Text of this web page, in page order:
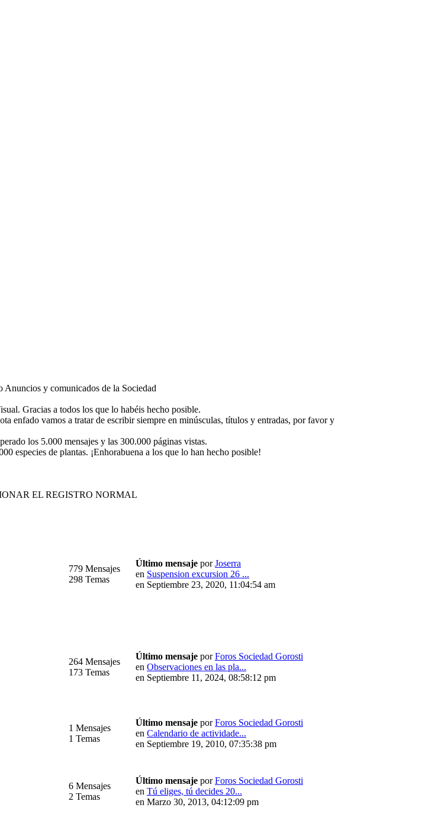
y comunicados de la Sociedad
Gracias a todos los que lo habéis hecho posible.
enfado vamos a tratar de escribir siempre en minúsculas, títulos y entradas, por favor y
los 5.000 mensajes y las 300.000 páginas vistas.
especies de plantas. ¡Enhorabuena a los que lo han hecho posible!
EL REGISTRO NORMAL
779 Mensajes
298 Temas
Último mensaje porJoserra
en Suspension excursion 26 ...
en Septiembre 23, 2020, 11:04:54 am
264 Mensajes
173 Temas
Último mensaje porForos Sociedad Gorosti
en Observaciones en las pla...
en Septiembre 11, 2024, 08:58:12 pm
1 Mensajes
1 Temas
Último mensaje porForos Sociedad Gorosti
en Calendario de actividade...
en Septiembre 19, 2010, 07:35:38 pm
6 Mensajes
2 Temas
Último mensaje porForos Sociedad Gorosti
en Tú eliges, tú decides 20...
en Marzo 30, 2013, 04:12:09 pm